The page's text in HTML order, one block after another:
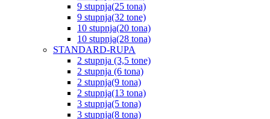
9 stupnja(25 tona)
9 stupnja(32 tone)
10 stupnja(20 tona)
10 stupnja(28 tona)
STANDARD-RUPA
2 stupnja (3,5 tone)
2 stupnja (6 tona)
2 stupnja(9 tona)
2 stupnja(13 tona)
3 stupnja(5 tona)
3 stupnja(8 tona)